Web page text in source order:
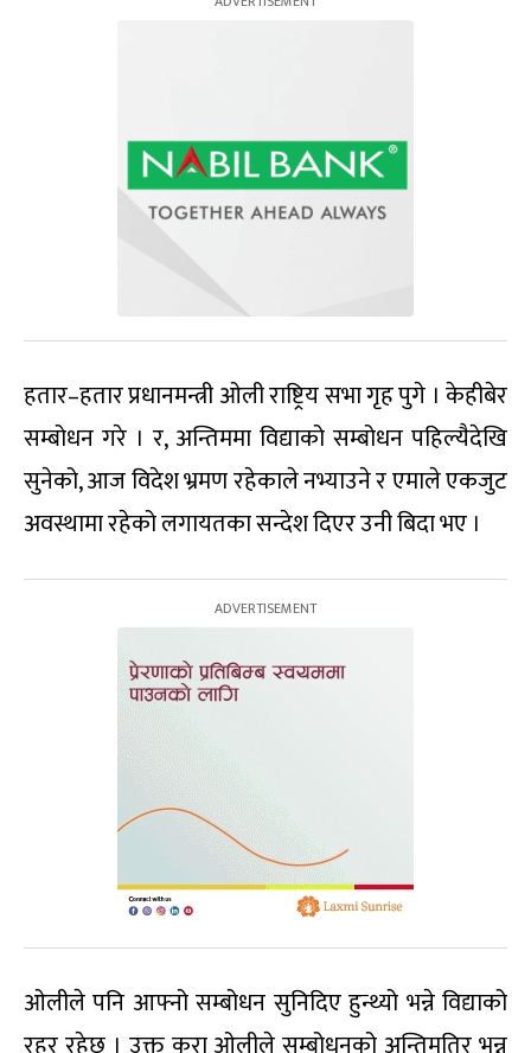
हतार–हतार प्रधानमन्त्री ओली राष्ट्रिय सभा गृह पुगे । केहीबेर
सम्बोधन गरे । र, अन्तिममा विद्याको सम्बोधन पहिल्यैदेखि
सुनेको, आज विदेश भ्रमण रहेकाले नभ्याउने र एमाले एकजुट
अवस्थामा रहेको लगायतका सन्देश दिएर उनी बिदा भए ।
ओलीले पनि आफ्नो सम्बोधन सुनिदिए हुन्थ्यो भन्ने विद्याको